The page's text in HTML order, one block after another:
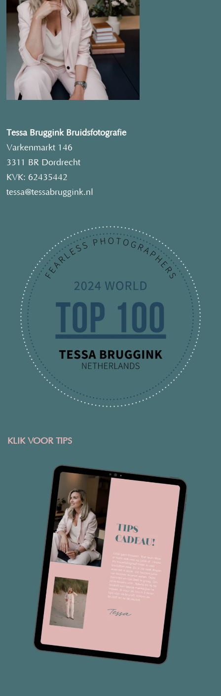
Tessa Bruggink Bruidsfotografie
Varkenmarkt 146
3311 BR Dordrecht
KVK: 62435442
tessa@tessabruggink.nl
KLIK VOOR TIPS